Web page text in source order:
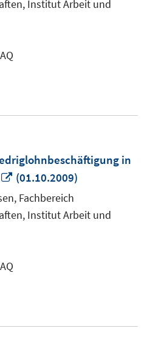
Institut Arbeit und
in
In
neuem
Fenster
öffnen
(01.10.2009)
Fachbereich
Institut Arbeit und